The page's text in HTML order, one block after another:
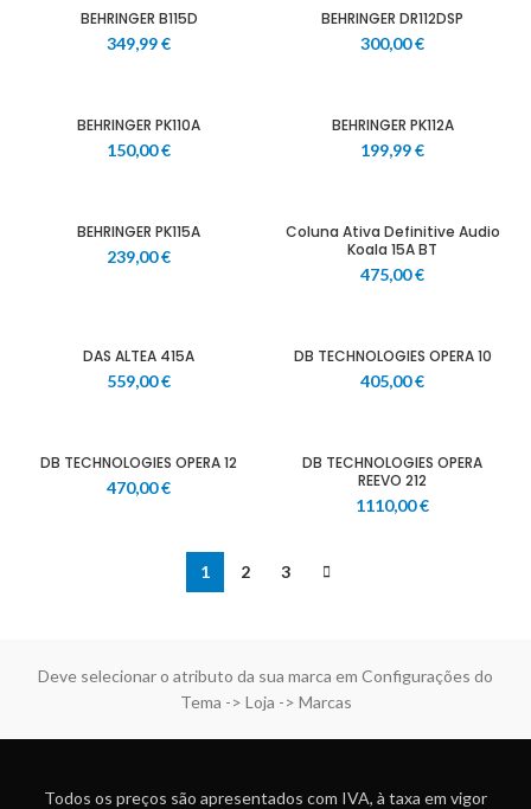
BEHRINGER B115D
349,99€
BEHRINGER DR112DSP
300,00€
BEHRINGER PK110A
150,00€
BEHRINGER PK112A
199,99€
BEHRINGER PK115A
239,00€
Coluna Ativa Definitive Audio
Koala 15A BT
475,00€
DAS ALTEA 415A
559,00€
DB TECHNOLOGIES OPERA 10
405,00€
DB TECHNOLOGIES OPERA 12
470,00€
DB TECHNOLOGIES OPERA
REEVO 212
1110,00€
1 2 3
Deve selecionar o atributo da sua marca em Configurações do
Tema -> Loja -> Marcas
Todos os preços são apresentados com IVA, à taxa em vigor